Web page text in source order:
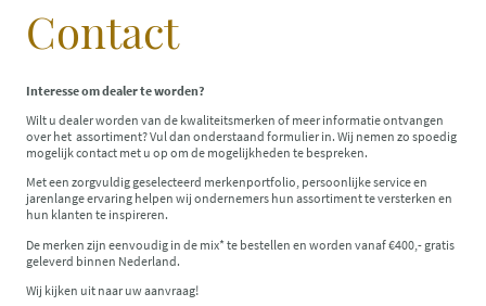
Contact
Interesse om dealer te worden?
Wilt u dealer worden van de kwaliteitsmerken of meer informatie ontvangen
over het assortiment? Vul dan onderstaand formulier in. Wij nemen zo spoedig
mogelijk contact met u op om de mogelijkheden te bespreken.
Met een zorgvuldig geselecteerd merkenportfolio, persoonlijke service en
jarenlange ervaring helpen wij ondernemers hun assortiment te versterken en
hun klanten te inspireren.
De merken zijn eenvoudig in de mix* te bestellen en worden vanaf €400,- gratis
geleverd binnen Nederland.
Wij kijken uit naar uw aanvraag!